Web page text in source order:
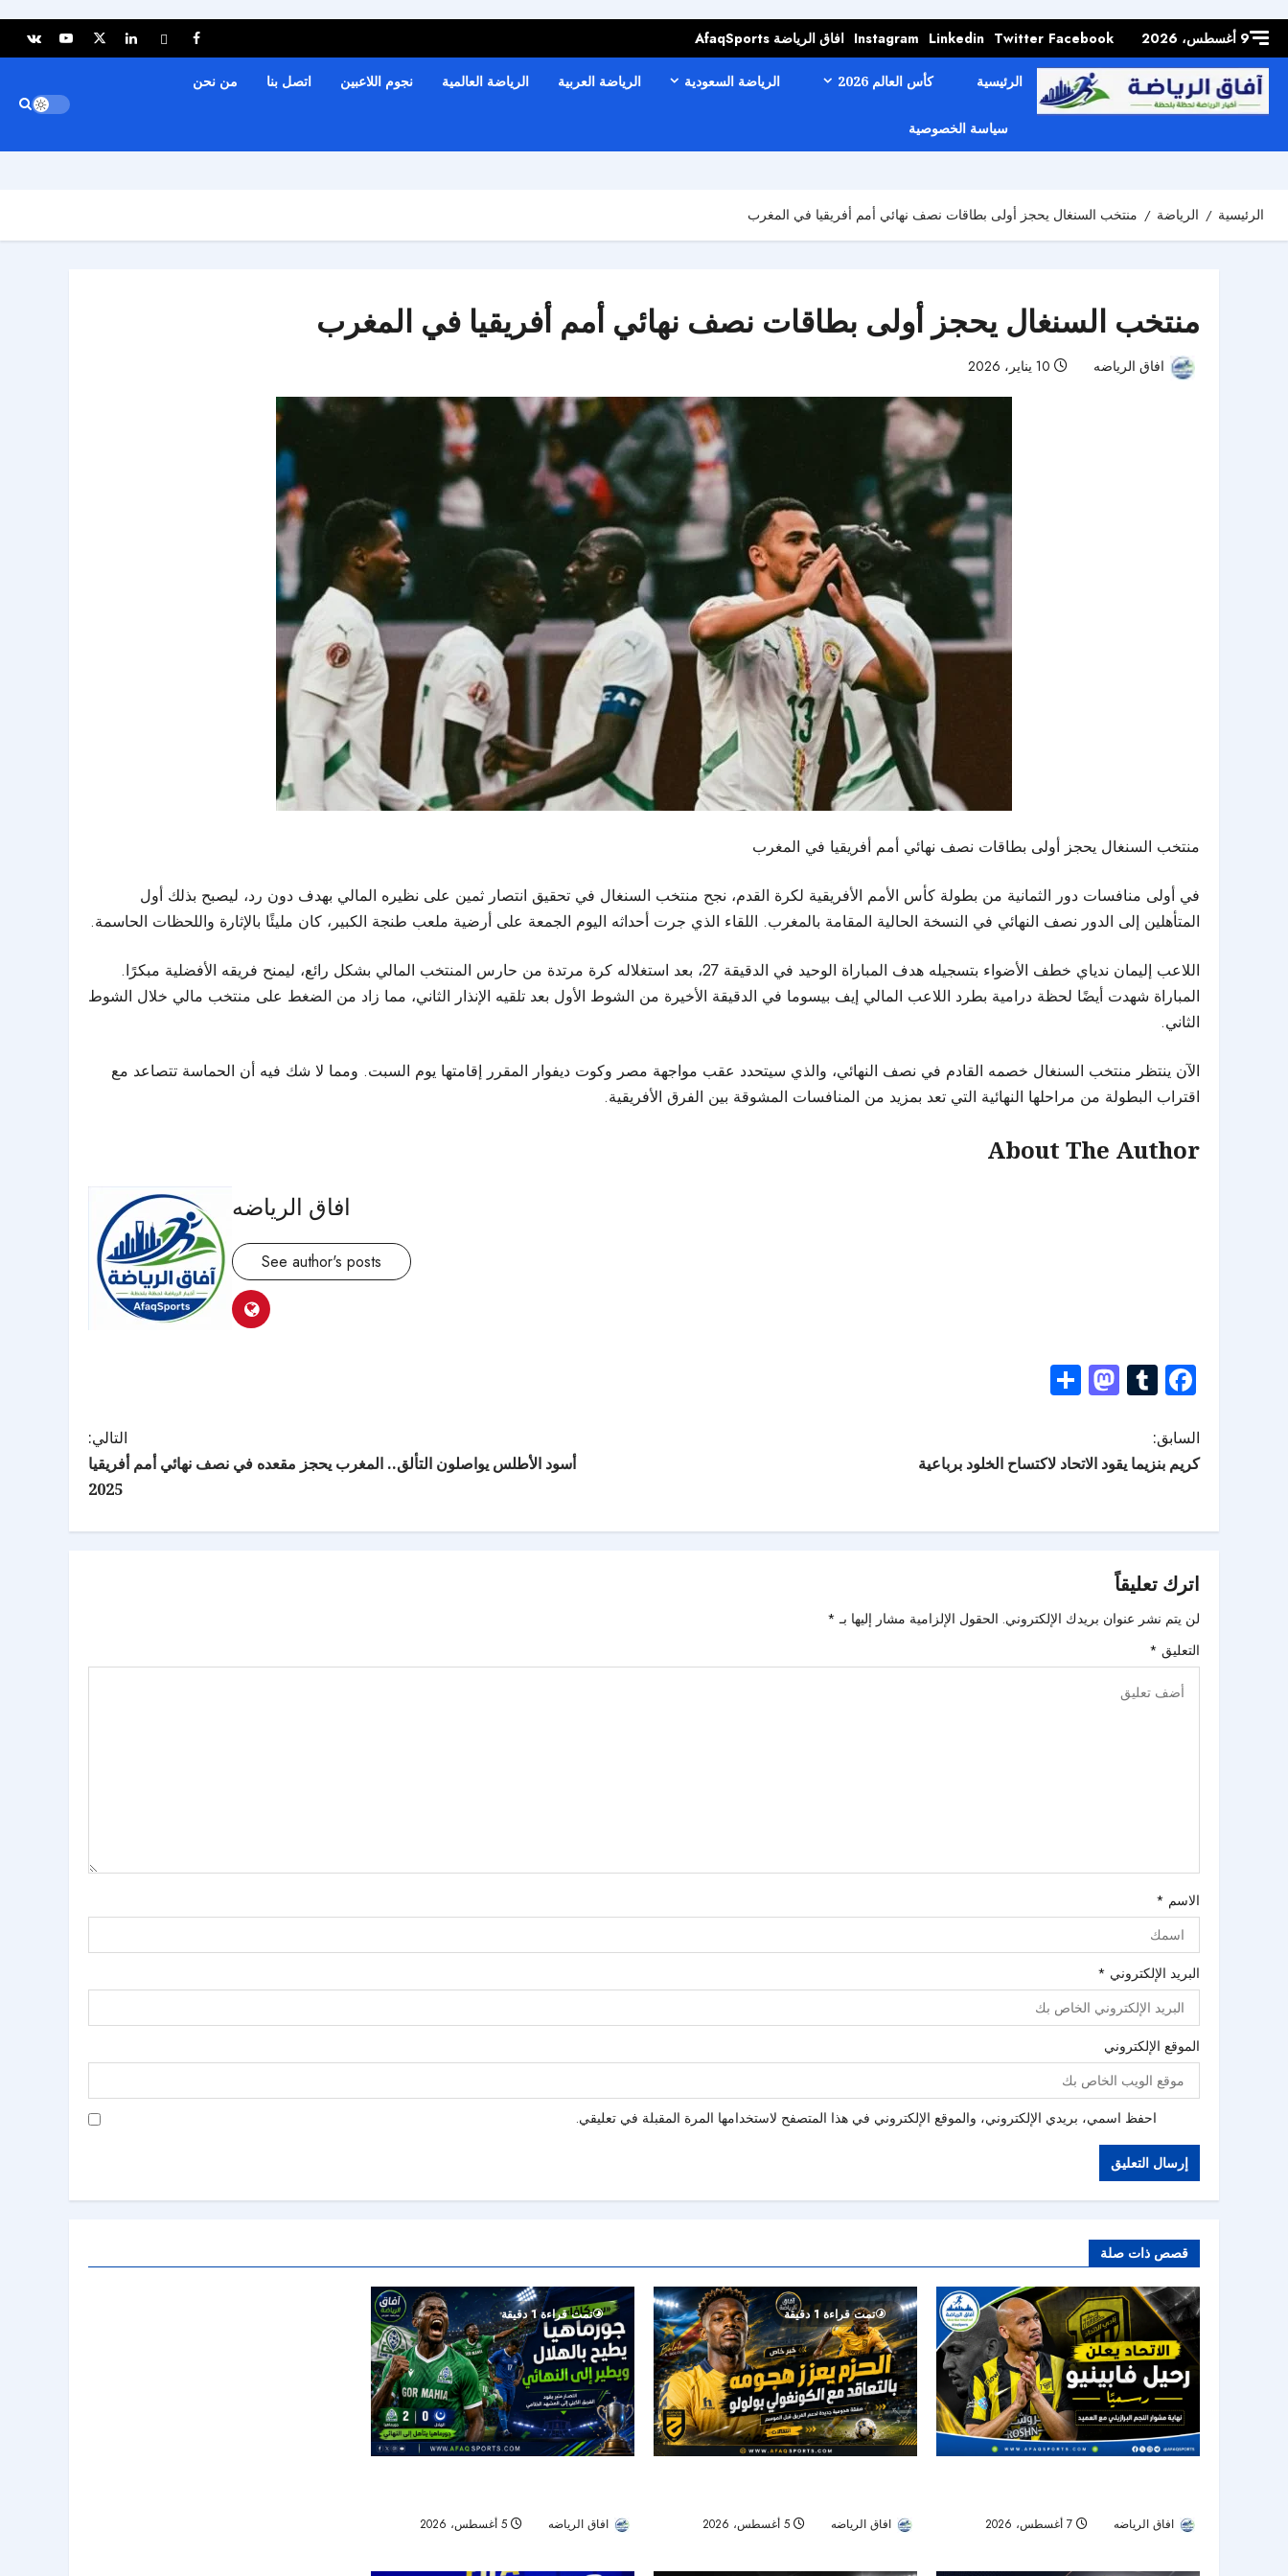
content9 أغسطس، 2026 Facebook
Twitter
Linkedin
Instagram افاق الرياضة AfaqSports
الرئيسية كأس العالم 2026 الرياضة السعودية الرياضة العربية الرياضة العالمية نجوم اللاعبين اتصل بنا من نحن
سياسة الخصوصية
الرئيسية الرياضة منتخب السنغال يحجز أولى بطاقات نصف نهائي أمم أفريقيا في المغرب
منتخب السنغال يحجز أولى بطاقات نصف نهائي أمم أفريقيا في المغرب
افاق الرياضه
منتخب السنغال يحجز أولى بطاقات نصف نهائي أمم أفريقيا في المغرب
في أولى منافسات دور الثمانية من بطولة كأس الأمم الأفريقية لكرة القدم، نجح منتخب السنغال في تحقيق انتصار ثمين على نظيره المالي بهدف دون رد، ليصبح بذلك أول
المتأهلين إلى الدور نصف النهائي في النسخة الحالية المقامة بالمغرب. اللقاء الذي جرت أحداثه اليوم الجمعة على أرضية ملعب طنجة الكبير، كان مليئًا بالإثارة واللحظات الحاسمة.
اللاعب إليمان ندياي خطف الأضواء بتسجيله هدف المباراة الوحيد في الدقيقة 27، بعد استغلاله كرة مرتدة من حارس المنتخب المالي بشكل رائع، ليمنح فريقه الأفضلية مبكرًا.
المباراة شهدت أيضًا لحظة درامية بطرد اللاعب المالي إيف بيسوما في الدقيقة الأخيرة من الشوط الأول بعد تلقيه الإنذار الثاني، مما زاد من الضغط على منتخب مالي خلال الشوط
الثاني.
الآن ينتظر منتخب السنغال خصمه القادم في نصف النهائي، والذي سيتحدد عقب مواجهة مصر وكوت ديفوار المقرر إقامتها يوم السبت. ومما لا شك فيه أن الحماسة تتصاعد مع
اقتراب البطولة من مراحلها النهائية التي تعد بمزيد من المنافسات المشوقة بين الفرق الأفريقية.
About The Author
افاق الرياضه
See author's posts
Facebook
Tumblr
Mastodon
السابق:
كريم بنزيما يقود الاتحاد لاكتساح الخلود برباعية
التالي:
أسود الأطلس يواصلون التألق.. المغرب يحجز مقعده في نصف نهائي أمم أفريقيا
2025
اترك تعليقاً
لن يتم نشر عنوان بريدك الإلكتروني. الحقول الإلزامية مشار إليها بـ *
التعليق *
الاسم *
البريد الإلكتروني *
الموقع الإلكتروني
احفظ اسمي، بريدي الإلكتروني، والموقع الإلكتروني في هذا المتصفح لاستخدامها المرة المقبلة في تعليقي.
قصص ذات صلة
افاق الرياضه
تمت قراءة 1 دقيقة
افاق الرياضه
تمت قراءة 1 دقيقة
افاق الرياضه